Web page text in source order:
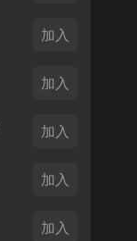
加入
加入
加入
加入
加入